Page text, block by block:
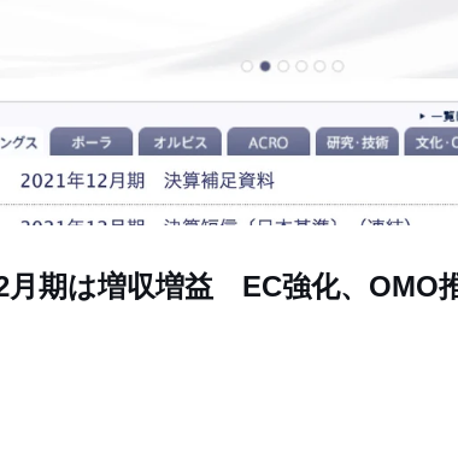
月期は増収増益 EC強化、OMO